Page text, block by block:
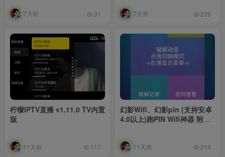
7天前 31 7天前 239
柠檬IPTV直播 v1.11.0 TV内置
版
11天前 117
幻影Wifi、幻影pin (支持安卓
4.0以上)跑PIN Wifi神器 附
11天前 216